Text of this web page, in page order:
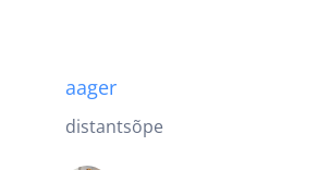
aager
distantsõpe